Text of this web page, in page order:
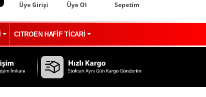
Üye Girişi Üye Ol Sepetim
CITROEN HAFİF TİCARİ